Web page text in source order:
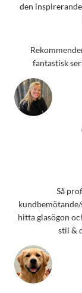
den
fantastisk
Så
hitta glasögon
stil &